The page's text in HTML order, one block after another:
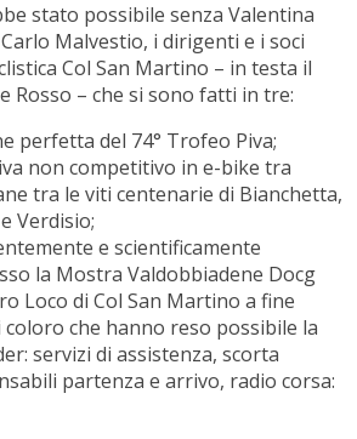
stato possibile senza Valentina
Malvestio, i dirigenti e i soci
Col San Martino – in testa il
Rosso – che si sono fatti in tre:
perfetta del 74° Trofeo Piva;
non competitivo in e-bike tra
tra le viti centenarie di Bianchetta,
Verdisio;
e scientificamente
la Mostra Valdobbiadene Docg
Loco di Col San Martino a fine
che hanno reso possibile la
servizi di assistenza, scorta
partenza e arrivo, radio corsa: